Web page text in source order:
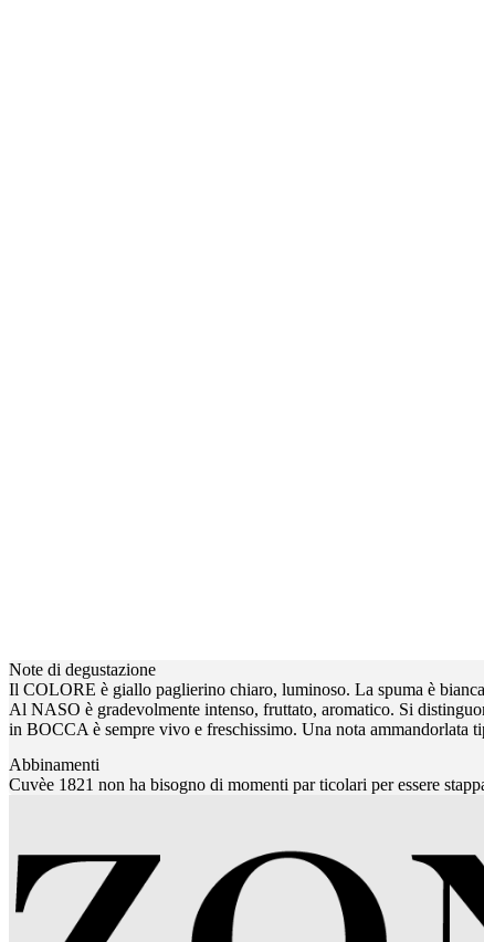
Note di degustazione
Il COLORE è giallo paglierino chiaro, luminoso. La spuma è
Al NASO è gradevolmente intenso, fruttato, aromatico. Si
in BOCCA è sempre vivo e freschissimo. Una nota ammandorlata
Abbinamenti
Cuvèe 1821 non ha bisogno di momenti par ticolari per essere